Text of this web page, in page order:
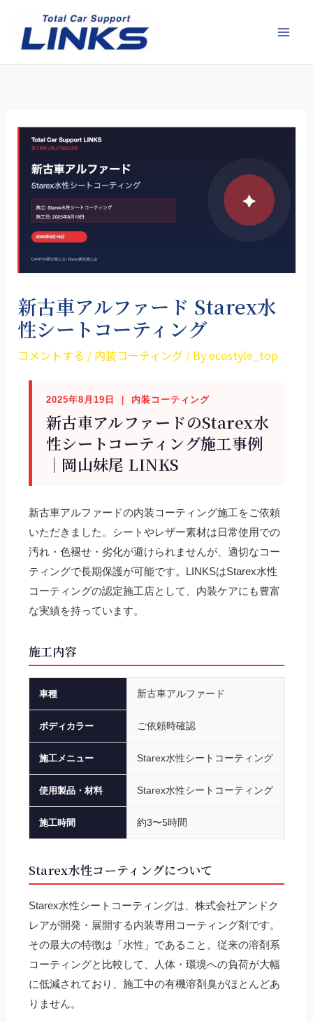
ス
新古車アルファード Starex水
性シートコーティング
コメントする / 内装コーティング/ Byecostyle_top
2025年8月19日 ｜ 内装コーティング
新古車アルファードのStarex水
性シートコーティング施工事例
｜岡山妹尾 LINKS
新古車アルファードの内装コーティング施工をご依頼
いただきました。シートやレザー素材は日常使用での
汚れ・色褪せ・劣化が避けられませんが、適切なコー
ティングで長期保護が可能です。LINKSはStarex水性
コーティングの認定施工店として、内装ケアにも豊富
な実績を持っています。
施工内容
車種 新古車アルファード
ボディカラー ご依頼時確認
施工メニュー Starex水性シートコーティング
使用製品・材料 Starex水性シートコーティング
施工時間 約3〜5時間
Starex水性コーティングについて
Starex水性シートコーティングは、株式会社アンドク
レアが開発・展開する内装専用コーティング剤です。
その最大の特徴は「水性」であること。従来の溶剤系
コーティングと比較して、人体・環境への負荷が大幅
に低減されており、施工中の有機溶剤臭がほとんどあ
りません。